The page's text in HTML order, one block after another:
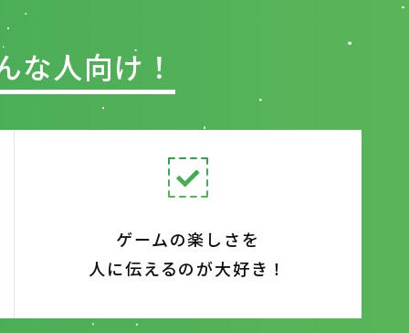
な人向け！
ゲームの楽しさを
人に伝えるのが大好き！